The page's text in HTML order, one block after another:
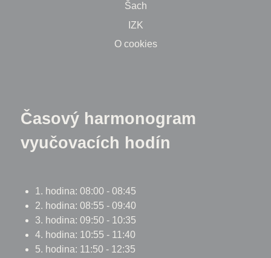
Šach
IZK
O cookies
Časový harmonogram
vyučovacích hodín
1. hodina: 08:00 - 08:45
2. hodina: 08:55 - 09:40
3. hodina: 09:50 - 10:35
4. hodina: 10:55 - 11:40
5. hodina: 11:50 - 12:35